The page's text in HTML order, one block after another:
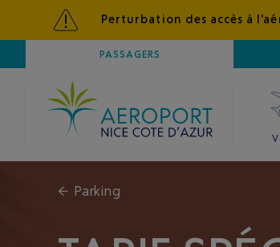
Perturbation des accès à
PASSAGERS
AÉROPORTNICE CÔTE D'AZUR
← Parking